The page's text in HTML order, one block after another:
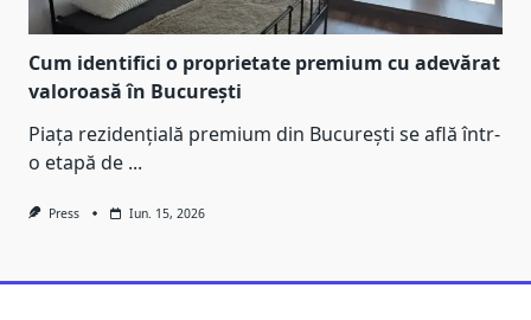
Cum identifici o proprietate premium cu adevărat
valoroasă în București
Piața rezidențială premium din București se află într-
o etapă de ...
Press Iun. 15, 2026